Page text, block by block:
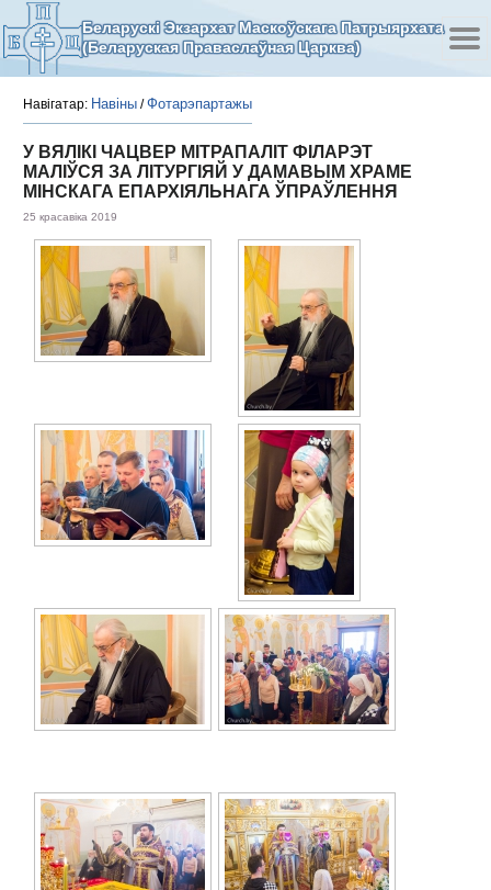
Беларускі Экзархат Маскоўскага Патрыярхата
(Беларуская Праваслаўная Царква)
Навігатар: Навіны /Фотарэпартажы
У ВЯЛІКІ ЧАЦВЕР МІТРАПАЛІТ ФІЛАРЭТ
МАЛІЎСЯ ЗА ЛІТУРГІЯЙ У ДАМАВЫМ ХРАМЕ
МІНСКАГА ЕПАРХІЯЛЬНАГА ЎПРАЎЛЕННЯ
25 красавіка 2019